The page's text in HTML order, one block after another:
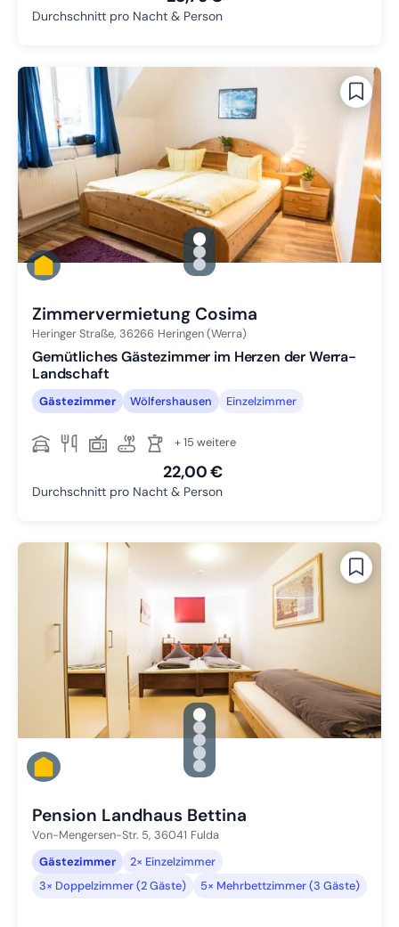
Durchschnitt pro Nacht & Person
gallery.slide_selector
Zu Slide 1 wechseln
Zu Slide 2 wechseln
Zu Slide 3 wechseln
Zimmervermietung Cosima
Heringer Straße, 36266 Heringen (Werra)
Gemütliches Gästezimmer im Herzen der Werra-
Landschaft
Gästezimmer Wölfershausen Einzelzimmer
+ 15 weitere
22,00 €
Durchschnitt pro Nacht & Person
gallery.slide_selector
Zu Slide 1 wechseln
Zu Slide 2 wechseln
Zu Slide 3 wechseln
Zu Slide 4 wechseln
Zu Slide 5 wechseln
Pension Landhaus Bettina
Von-Mengersen-Str. 5, 36041 Fulda
Gästezimmer
2× Einzelzimmer
3× Doppelzimmer (2 Gäste)
5× Mehrbettzimmer (3 Gäste)